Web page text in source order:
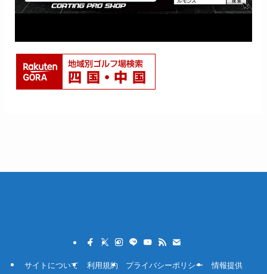
サイトについて 利用規約 プライバシーポリシー 情報提供